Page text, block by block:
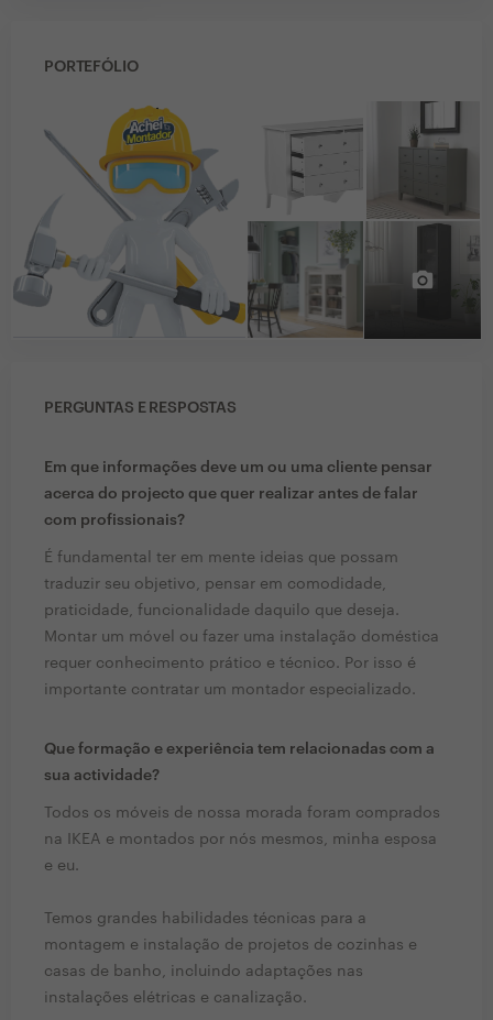
PORTEFÓLIO
PERGUNTAS E RESPOSTAS
Em que informações deve um ou uma cliente pensar
acerca do projecto que quer realizar antes de falar
com profissionais?
É fundamental ter em mente ideias que possam
traduzir seu objetivo, pensar em comodidade,
praticidade, funcionalidade daquilo que deseja.
Montar um móvel ou fazer uma instalação doméstica
requer conhecimento prático e técnico. Por isso é
importante contratar um montador especializado.
Que formação e experiência tem relacionadas com a
sua actividade?
Todos os móveis de nossa morada foram comprados
na IKEA e montados por nós mesmos, minha esposa
e eu.
Temos grandes habilidades técnicas para a
montagem e instalação de projetos de cozinhas e
casas de banho, incluindo adaptações nas
instalações elétricas e canalização.